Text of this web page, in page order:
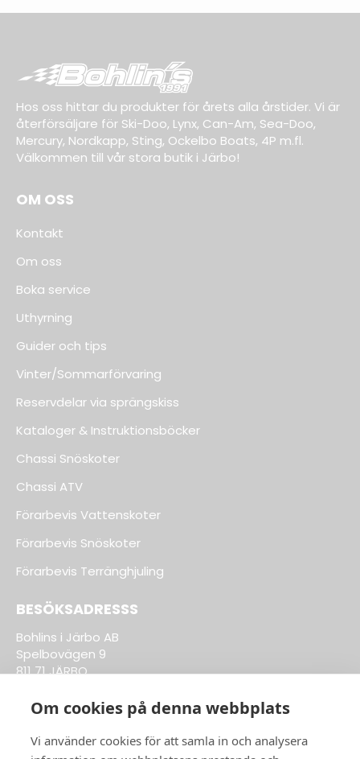
Om cookies på denna webbplats
Vi använder cookies för att samla in och analysera
Hos oss hittar du produkter för årets alla årstider. Vi är
återförsäljare för Ski-Doo, Lynx, Can-Am, Sea-Doo,
Mercury, Nordkapp, Sting, Ockelbo Boats, 4P m.fl.
Välkommen till vår stora butik i Järbo!
OM OSS
Kontakt
Om oss
Boka service
Uthyrning
Guider och tips
Vinter/Sommarförvaring
Reservdelar via sprängskiss
Kataloger & Instruktionsböcker
Chassi Snöskoter
Chassi ATV
Förarbevis Vattenskoter
Förarbevis Snöskoter
Förarbevis Terränghjuling
BESÖKSADRESSS
Bohlins i Järbo AB
Spelbovägen 9
811 71 JÄRBO